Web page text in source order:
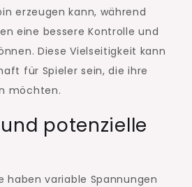
erzeugen kann, während
eine bessere Kontrolle und
Diese Vielseitigkeit kann
für Spieler sein, die ihre
möchten.
potenzielle
haben variable Spannungen